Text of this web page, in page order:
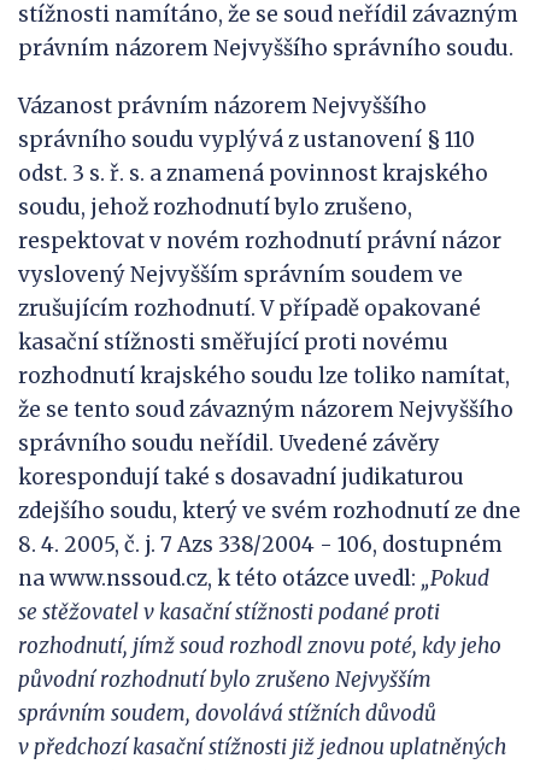
stížnosti namítáno, že se soud neřídil závazným
právním názorem Nejvyššího správního soudu.
Vázanost právním názorem Nejvyššího
správního soudu vyplývá z ustanovení § 110
odst. 3 s. ř. s. a znamená povinnost krajského
soudu, jehož rozhodnutí bylo zrušeno,
respektovat v novém rozhodnutí právní názor
vyslovený Nejvyšším správním soudem ve
zrušujícím rozhodnutí. V případě opakované
kasační stížnosti směřující proti novému
rozhodnutí krajského soudu lze toliko namítat,
že se tento soud závazným názorem Nejvyššího
správního soudu neřídil. Uvedené závěry
korespondují také s dosavadní judikaturou
zdejšího soudu, který ve svém rozhodnutí ze dne
8. 4. 2005, č. j. 7 Azs 338/2004 - 106, dostupném
na www.nssoud.cz, k této otázce uvedl: „Pokud
se stěžovatel vkasační stížnosti podané proti
rozhodnutí, jímž soud rozhodl znovu poté, kdy jeho
původní rozhodnutí bylo zrušeno Nejvyšším
správním soudem, dovolává stížních důvodů
vpředchozí kasační stížnosti již jednou uplatněných